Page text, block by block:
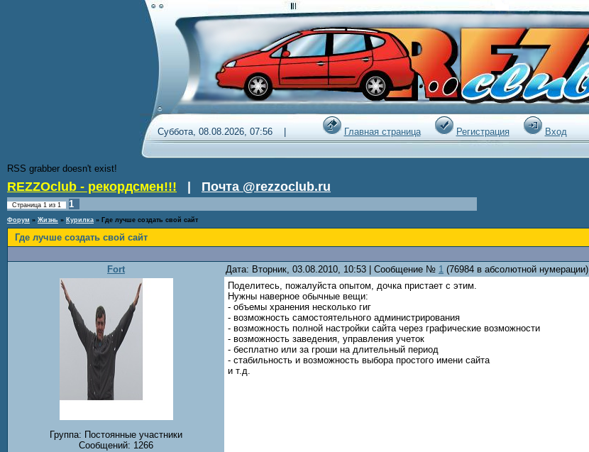
Суббота, 08.08.2026, 07:56 | Главная страница Регистрация
Вход
RSS grabber doesn't exist!
REZZOclub - рекордсмен!!! Почта @rezzoclub.ru
Страница 1 из 1 1
Форум » Жизнь » Курилка » Где лучше создать свой сайт
Где лучше создать свой сайт
Fort Дата: Вторник, 03.08.2010, 10:53 | Сообщение № 1 (76984 в абсолютной нумерации)
Группа: Постоянные участники
Сообщений: 1266
Поделитесь, пожалуйста опытом, дочка пристает с этим.
Нужны наверное обычные вещи:
- объемы хранения несколько гиг
- возможность самостоятельного администрирования
- возможность полной настройки сайта через графические возможности
- возможность заведения, управления учеток
- бесплатно или за гроши на длительный период
- стабильность и возможность выбора простого имени сайта
и т.д.